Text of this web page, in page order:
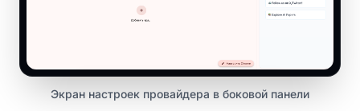
Экран настроек провайдера в боковой панели